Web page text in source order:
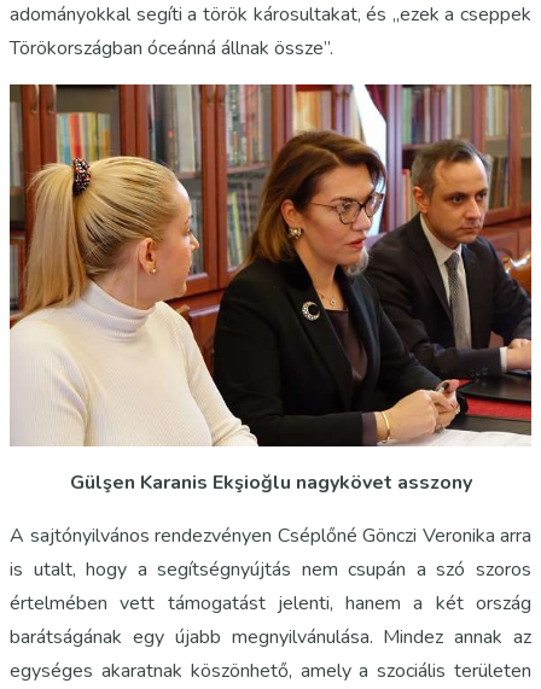
adományokkal segíti a török károsultakat, és „ezek a cseppek
Törökországban óceánná állnak össze”.
Gülşen Karanis Ekşioğlu nagykövet asszony
A sajtónyilvános rendezvényen Cséplőné Gönczi Veronika arra
is utalt, hogy a segítségnyújtás nem csupán a szó szoros
értelmében vett támogatást jelenti, hanem a két ország
barátságának egy újabb megnyilvánulása. Mindez annak az
egységes akaratnak köszönhető, amely a szociális területen